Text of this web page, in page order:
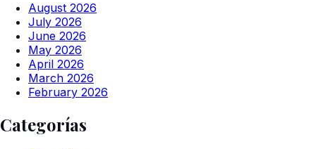
August 2026
July 2026
June 2026
May 2026
April 2026
March 2026
February 2026
Categorías